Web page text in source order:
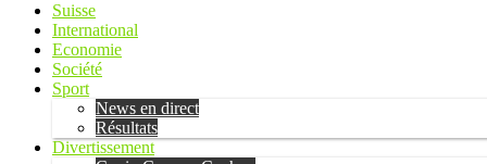
Suisse
International
Economie
Société
Sport
News en direct
Résultats
Divertissement